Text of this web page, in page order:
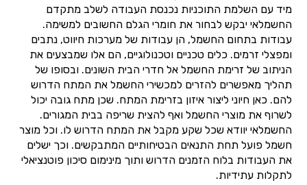
מיד עם השלמת התוכניות נכנסת העבודה לשלב מתקדם
החשמלאי יבקש לבחור את חומרי הגלם החשובים למשימה.
עבודות בתחום החשמל, הן עבודות של מערכות חיווט, נתבים
ומפצלי זרמים. כלים טכניים וטכנולוגיים, הם אלו שמבצעים את
הניתוב של זרימת החשמל אל חדרי הבית השונים. ובסופו של
תהליך מאפשרים להזרים למכשירי החשמל את המתח הדרוש
להם. כאן חיוני ליצור איזון בזרימת המתח. שכן מתח גובה יכול
לשרוף את מוצרי החשמל ואף להצית שריפה בבית המגורים.
החשמלאי יוודא שכל שקע מקבל את המתח הדרוש לו. וכל מוצר
חשמל פועל תחת התנאים הבטיחותיים המתבקשים. וכך ישלים
את העבודות בלוח הזמנים הדרוש ותוך מינימום סיכון פוטנציאלי
לתקלות עתידיות.